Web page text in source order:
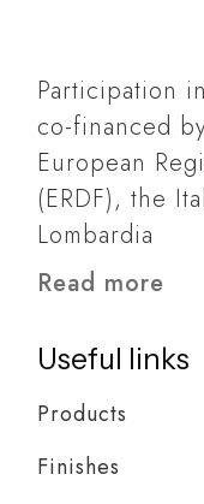
Participation
co-financed
European
(ERDF), the
Lombardia
Read more
Useful links
Products
Finishes